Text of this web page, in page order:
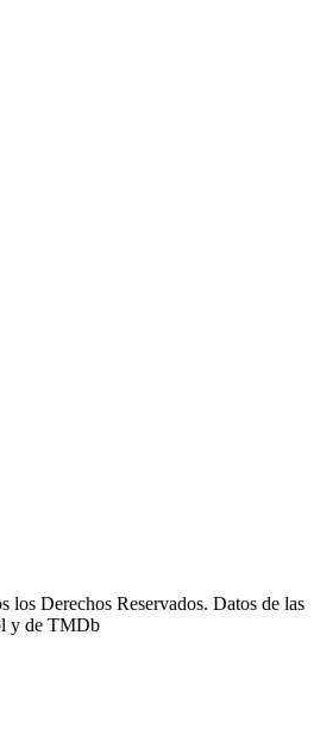
los Derechos Reservados. Datos de las
y de TMDb